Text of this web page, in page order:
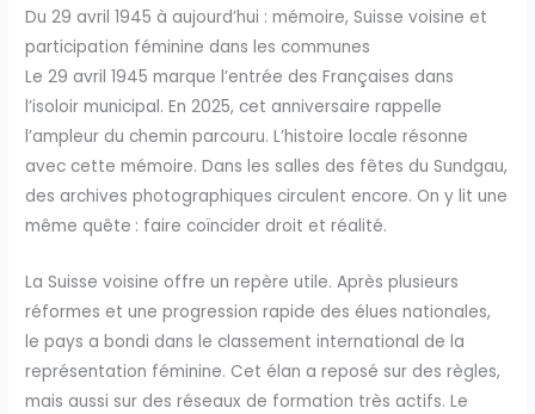
Du 29 avril 1945 à aujourd’hui : mémoire, Suisse voisine et
participation féminine dans les communes
Le 29 avril 1945 marque l’entrée des Françaises dans
l’isoloir municipal. En 2025, cet anniversaire rappelle
l’ampleur du chemin parcouru. L’histoire locale résonne
avec cette mémoire. Dans les salles des fêtes du Sundgau,
des archives photographiques circulent encore. On y lit une
même quête : faire coïncider droit et réalité.
La Suisse voisine offre un repère utile. Après plusieurs
réformes et une progression rapide des élues nationales,
le pays a bondi dans le classement international de la
représentation féminine. Cet élan a reposé sur des règles,
mais aussi sur des réseaux de formation très actifs. Le